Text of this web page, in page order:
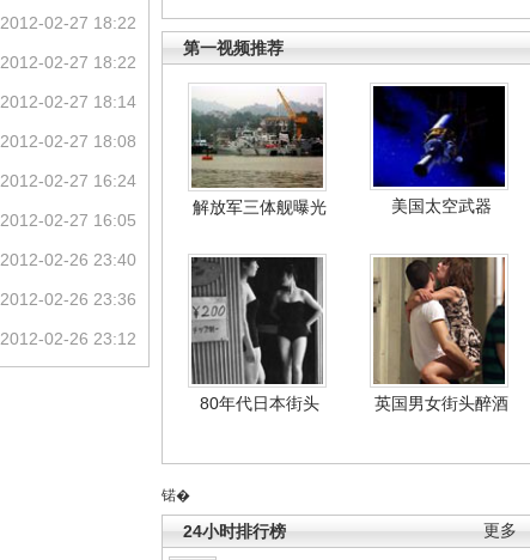
第一视频推荐
解放军三体舰曝光 美国太空武器
80年代日本街头 英国男女街头醉酒
锘�
更多
24小时排行榜
2012-02-27 18:22
2012-02-27 18:22
2012-02-27 18:14
2012-02-27 18:08
2012-02-27 16:24
2012-02-27 16:05
2012-02-26 23:40
2012-02-26 23:36
2012-02-26 23:12